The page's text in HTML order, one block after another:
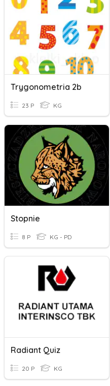
Trygonometria 2b
23 P KG
Stopnie
8 P KG - PD
Radiant Quiz
20 P KG